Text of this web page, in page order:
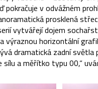
pokračuje v odvážném
prosklená
vytvářejí dojem
výraznou horizontální
dramatická zadní světla
sílu a měřítko typu 00,“